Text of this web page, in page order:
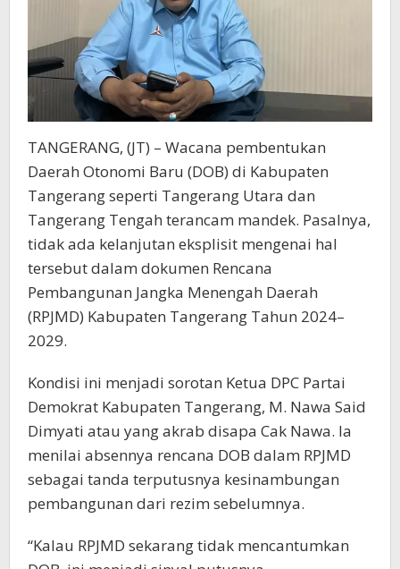
TANGERANG, (JT) – Wacana pembentukan
Daerah Otonomi Baru (DOB) di Kabupaten
Tangerang seperti Tangerang Utara dan
Tangerang Tengah terancam mandek. Pasalnya,
tidak ada kelanjutan eksplisit mengenai hal
tersebut dalam dokumen Rencana
Pembangunan Jangka Menengah Daerah
(RPJMD) Kabupaten Tangerang Tahun 2024–
2029.
Kondisi ini menjadi sorotan Ketua DPC Partai
Demokrat Kabupaten Tangerang, M. Nawa Said
Dimyati atau yang akrab disapa Cak Nawa. Ia
menilai absennya rencana DOB dalam RPJMD
sebagai tanda terputusnya kesinambungan
pembangunan dari rezim sebelumnya.
“Kalau RPJMD sekarang tidak mencantumkan